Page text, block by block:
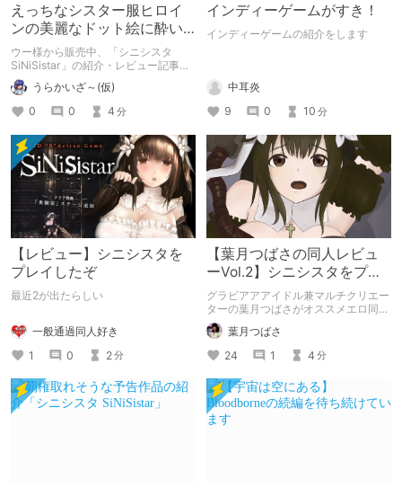
えっちなシスター服ヒロイ
ンの美麗なドット絵に酔い
しれろ！ 本格派2D横スクロ
ールアクション！！
ウー様から販売中、「シニシスタ
SiNiSistar」の紹介・レビュー記事で
す。
うらかいざ～(仮)
0
0 4 分
インディーゲームがすき！
インディーゲームの紹介をします
中耳炎
9
0 10 分
【レビュー】シニシスタを
プレイしたぞ
最近2が出たらしい
一般通過同人好き
1
0 2分
【葉月つばさの同人レビュ
ーVol.2】シニシスタをプレ
イしてみた！
グラビアアアイドル兼マルチクリエー
ターの葉月つばさがオススメエロ同人
をご紹介します！
葉月つばさ
24
1 4 分